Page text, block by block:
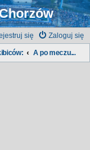
Zaloguj się
się
A po meczu...